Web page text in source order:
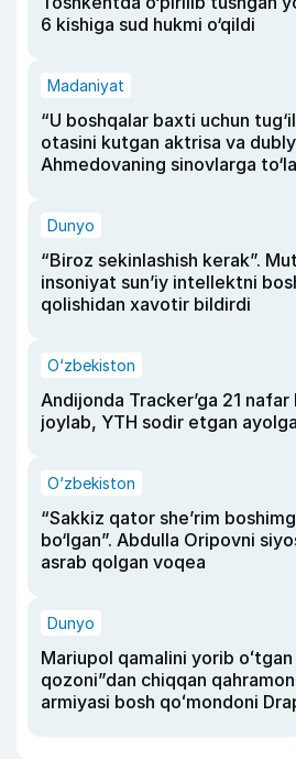
6 kishiga sud hukmi o‘qildi
Madaniyat
“U boshqalar baxti uchun
otasini kutgan aktrisa va
Ahmedovaning sinovlarga
Dunyo
“Biroz sekinlashish kerak”.
insoniyat sun’iy intellektni
qolishidan xavotir bildirdi
O‘zbekiston
Andijonda Tracker’ga 21 nafar
joylab, YTH sodir etgan
O‘zbekiston
“Sakkiz qator she’rim
bo‘lgan”. Abdulla Oripovni
asrab qolgan voqea
Dunyo
Mariupol qamalini yorib
qozoni”dan chiqqan
armiyasi bosh qoʻmondoni